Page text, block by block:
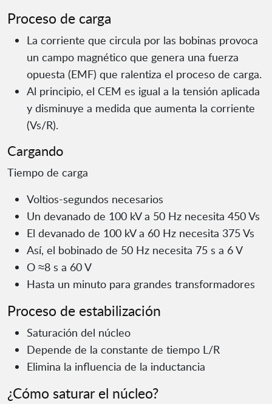
Proceso de carga
La corriente que circula por las bobinas provoca
un campo magnético que genera una fuerza
opuesta (EMF) que ralentiza el proceso de carga.
Al principio, el CEM es igual a la tensión aplicada
y disminuye a medida que aumenta la corriente
(Vs/R).
Cargando
Tiempo de carga
Voltios-segundos necesarios
Un devanado de 100 kV a 50 Hz necesita 450 Vs
El devanado de 100 kV a 60 Hz necesita 375 Vs
Así, el bobinado de 50 Hz necesita 75 s a 6 V
O ≈8 s a 60 V
Hasta un minuto para grandes transformadores
Proceso de estabilización
Saturación del núcleo
Depende de la constante de tiempo L/R
Elimina la influencia de la inductancia
¿Cómo saturar el núcleo?